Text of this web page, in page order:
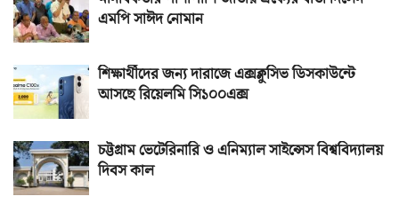
এমপি সাঈদ নোমান
শিক্ষার্থীদের জন্য দারাজে এক্সক্লুসিভ ডিসকাউন্টে
আসছে রিয়েলমি সি১০০এক্স
চট্টগ্রাম ভেটেরিনারি ও এনিম্যাল সাইন্সেস বিশ্ববিদ্যালয়
দিবস কাল